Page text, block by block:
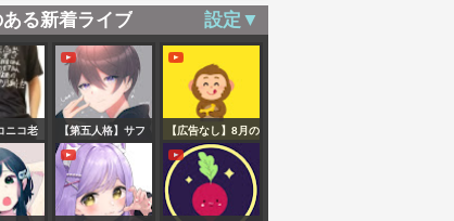
る新着ライブ 設定▼
ニコ老 【第五人格】サフ
ァイア30万と300
万が出るまで終わ
れませんリレー 5周
【広告なし】8月の
パリカフェで流れ
る初秋のスターバ
ックス風ジャズ🍂